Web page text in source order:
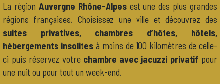
La région Auvergne Rhône-Alpesest une des plus grandes
régions françaises. Choisissez une ville et découvrez des
suites privatives, chambres d’hôtes, hôtels,
hébergements insolitesà moins de 100 kilomètres de celle-
ci puis réservez votre chambre avec jacuzzi privatif pour
une nuit ou pour tout un week-end.